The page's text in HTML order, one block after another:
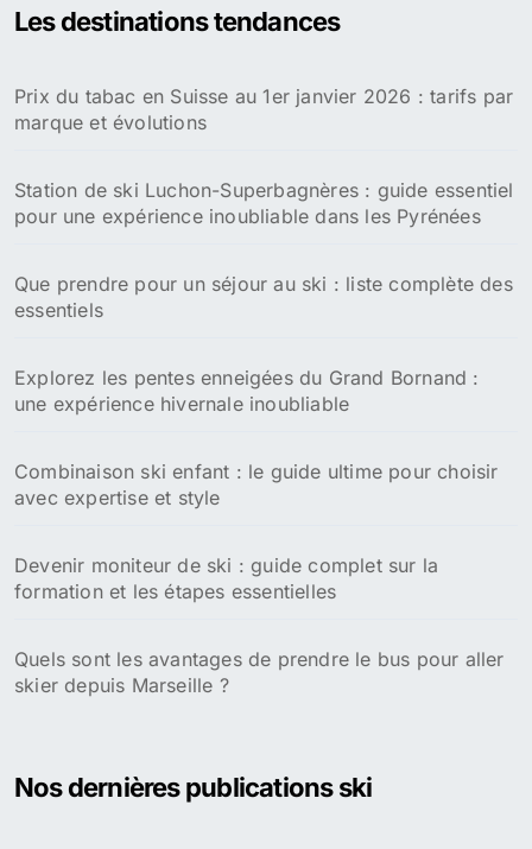
Les destinations tendances
Prix du tabac en Suisse au 1er janvier 2026 : tarifs par
marque et évolutions
Station de ski Luchon-Superbagnères : guide essentiel
pour une expérience inoubliable dans les Pyrénées
Que prendre pour un séjour au ski : liste complète des
essentiels
Explorez les pentes enneigées du Grand Bornand :
une expérience hivernale inoubliable
Combinaison ski enfant : le guide ultime pour choisir
avec expertise et style
Devenir moniteur de ski : guide complet sur la
formation et les étapes essentielles
Quels sont les avantages de prendre le bus pour aller
skier depuis Marseille ?
Nos dernières publications ski